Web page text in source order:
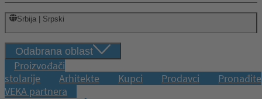
Srbija | Srpski
Odabrana oblast
Proizvođači
stolarije
Arhitekte Kupci Prodavci
Pronađite
VEKA partnera